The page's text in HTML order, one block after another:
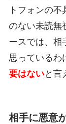
トフォンの
のない未読無
ースでは、相
思っているわ
要はないと言
相手に悪意